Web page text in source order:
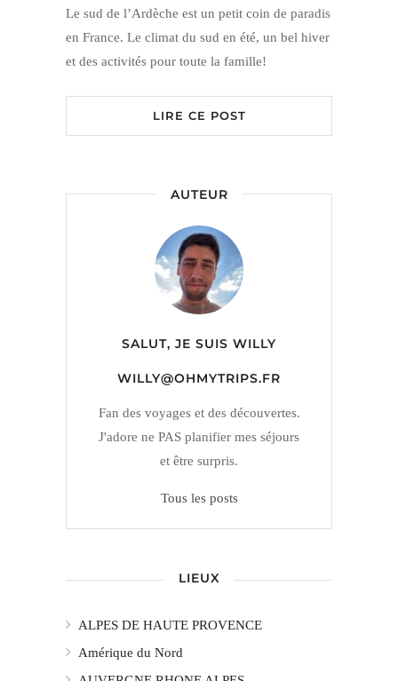
Le sud de l’Ardèche est un petit coin de paradis
en France. Le climat du sud en été, un bel hiver
et des activités pour toute la famille!
LIRE CE POST
AUTEUR
SALUT, JE SUIS WILLY
WILLY@OHMYTRIPS.FR
Fan des voyages et des découvertes.
J'adore ne PAS planifier mes séjours
et être surpris.
Tous les posts
LIEUX
ALPES DE HAUTE PROVENCE
Amérique du Nord